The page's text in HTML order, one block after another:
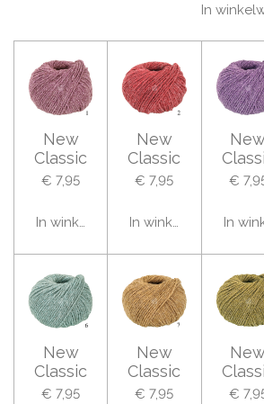
In
New
Classic
€ 7,95
In winkelwagen
New
Classic
€ 7,95
In winkelwagen
New
€
In
New
Classic
€ 7,95
New
Classic
€ 7,95
New
€